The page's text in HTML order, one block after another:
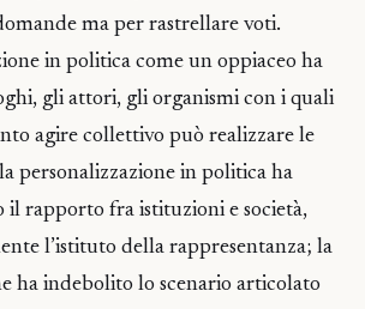
ma per rastrellare voti.
in politica come un oppiaceo ha
gli attori, gli organismi con i quali
agire collettivo può realizzare le
personalizzazione in politica ha
il rapporto fra istituzioni e società,
l’istituto della rappresentanza; la
ha indebolito lo scenario articolato